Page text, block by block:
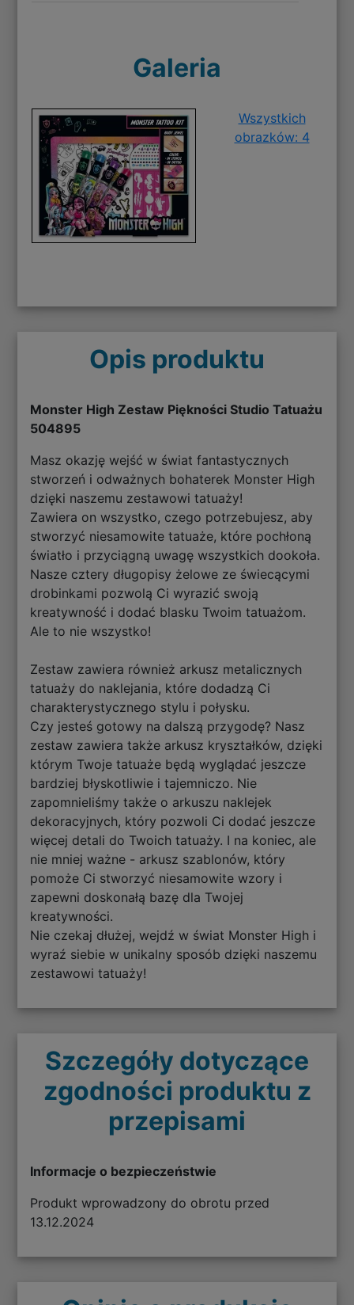
Galeria
Wszystkich
obrazków: 4
Opis produktu
Monster High Zestaw Piękności Studio Tatuażu
504895
Masz okazję wejść w świat fantastycznych
stworzeń i odważnych bohaterek Monster High
dzięki naszemu zestawowi tatuaży!
Zawiera on wszystko, czego potrzebujesz, aby
stworzyć niesamowite tatuaże, które pochłoną
światło i przyciągną uwagę wszystkich dookoła.
Nasze cztery długopisy żelowe ze świecącymi
drobinkami pozwolą Ci wyrazić swoją
kreatywność i dodać blasku Twoim tatuażom.
Ale to nie wszystko!
Zestaw zawiera również arkusz metalicznych
tatuaży do naklejania, które dodadzą Ci
charakterystycznego stylu i połysku.
Czy jesteś gotowy na dalszą przygodę? Nasz
zestaw zawiera także arkusz kryształków, dzięki
którym Twoje tatuaże będą wyglądać jeszcze
bardziej błyskotliwie i tajemniczo. Nie
zapomnieliśmy także o arkuszu naklejek
dekoracyjnych, który pozwoli Ci dodać jeszcze
więcej detali do Twoich tatuaży. I na koniec, ale
nie mniej ważne - arkusz szablonów, który
pomoże Ci stworzyć niesamowite wzory i
zapewni doskonałą bazę dla Twojej
kreatywności.
Nie czekaj dłużej, wejdź w świat Monster High i
wyraź siebie w unikalny sposób dzięki naszemu
zestawowi tatuaży!
Szczegóły dotyczące
zgodności produktu z
przepisami
Informacje o bezpieczeństwie
Produkt wprowadzony do obrotu przed
13.12.2024